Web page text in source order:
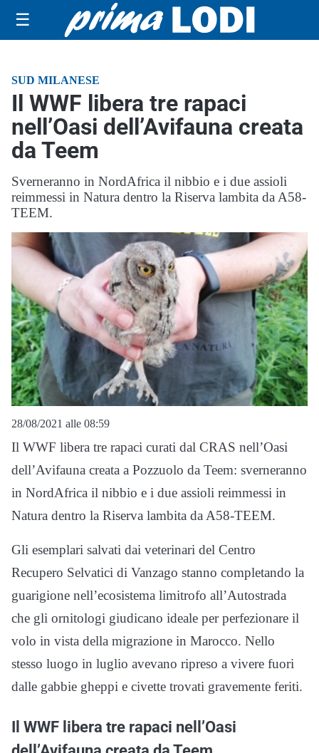
☰
SUD MILANESE
Il WWF libera tre rapaci
nell’Oasi dell’Avifauna creata
da Teem
Sverneranno in NordAfrica il nibbio e i due assioli
reimmessi in Natura dentro la Riserva lambita da A58-
TEEM.
28/08/2021 alle 08:59
Il WWF libera tre rapaci curati dal CRAS nell’Oasi
dell’Avifauna creata a Pozzuolo da Teem: sverneranno
in NordAfrica il nibbio e i due assioli reimmessi in
Natura dentro la Riserva lambita da A58-TEEM.
Gli esemplari salvati dai veterinari del Centro
Recupero Selvatici di Vanzago stanno completando la
guarigione nell’ecosistema limitrofo all’Autostrada
che gli ornitologi giudicano ideale per perfezionare il
volo in vista della migrazione in Marocco. Nello
stesso luogo in luglio avevano ripreso a vivere fuori
dalle gabbie gheppi e civette trovati gravemente feriti.
Il WWF libera tre rapaci nell’Oasi